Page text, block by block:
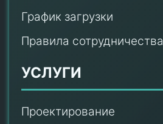
График загрузки
Правила сотрудничества
УСЛУГИ
Проектирование